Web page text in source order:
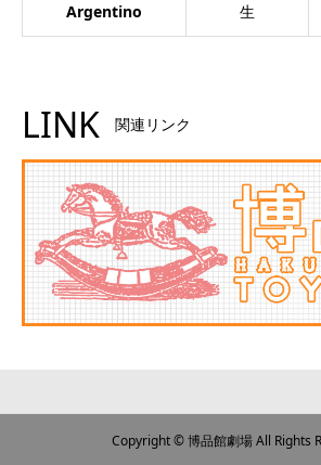
Argentino
生
LINK 関連リンク
Copyright © 博品館劇場 All Rights